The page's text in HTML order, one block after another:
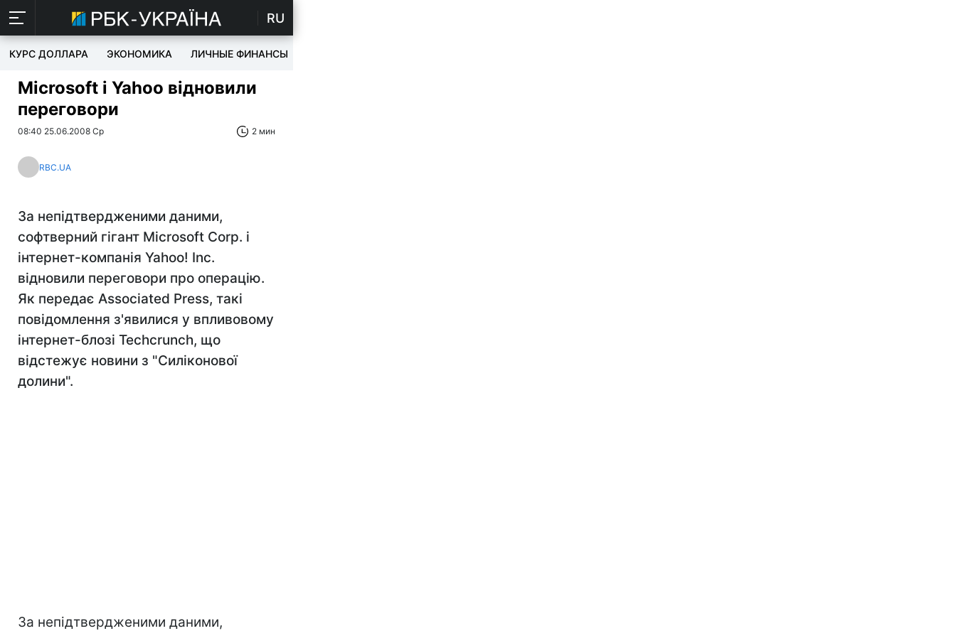
RU
КУРС ДОЛЛАРА ЭКОНОМИКА ЛИЧНЫЕ ФИНАНСЫ
Microsoft і Yahoo відновили
переговори
08:40 25.06.2008 Ср 2 мин
RBC.UA
За непідтвердженими даними,
софтверний гігант Microsoft Corp. і
інтернет-компанія Yahoo! Inc.
відновили переговори про операцію.
Як передає Associated Press, такі
повідомлення з'явилися у впливовому
інтернет-блозі Techcrunch, що
відстежує новини з "Силіконової
долини".
За непідтвердженими даними,